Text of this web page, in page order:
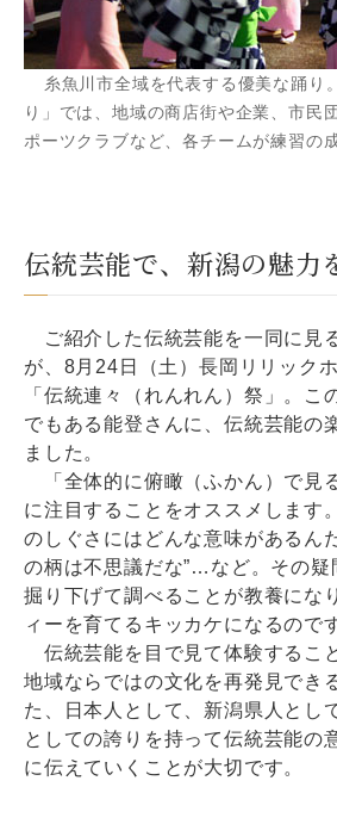
糸魚川市全域を代表する優美な踊り
り」では、地域の商店街や企業、市民
ポーツクラブなど、各チームが練習の
伝統芸能で、新潟の魅力
ご紹介した伝統芸能を一同に見
が、8月24日（土）長岡リリック
「伝統連々（れんれん）祭」。こ
でもある能登さんに、伝統芸能の
ました。
「全体的に俯瞰（ふかん）で見
に注目することをオススメします
のしぐさにはどんな意味があるん
の柄は不思議だな”…など。その疑
掘り下げて調べることが教養にな
ィーを育てるキッカケになるので
伝統芸能を目で見て体験するこ
地域ならではの文化を再発見でき
た、日本人として、新潟県人とし
としての誇りを持って伝統芸能の
に伝えていくことが大切です。